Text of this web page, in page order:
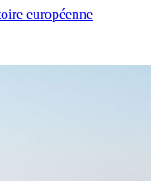
européenne